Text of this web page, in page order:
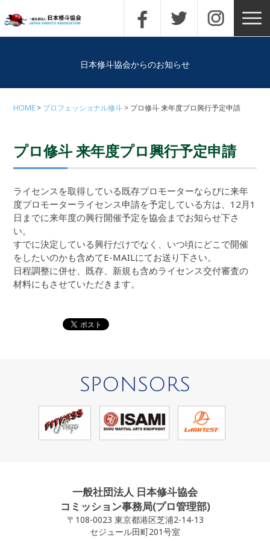
日本修斗協会からのお知らせ
HOME プロフェッショナル修斗 プロ修斗 来年度プロ興行予定申請
プロ修斗 来年度プロ興行予定申請
ライセンスを取得している既存プロモーターならびに来年
度プロモーターライセンス申請を予定している方は、12月1
日までに来年度の興行開催予定を協会までお知らせ下さ
い。
すでに決定している興行だけでなく、いつ頃にどこで開催
をしたいのかも含めてE-MAILにてお送り下さい。
日程調整に併せ、既存、新規も含めライセンス交付審査の
材料にもさせていただきます。
SPONSORS
一般社団法人 日本修斗協会
コミッション事務局(プロ管理部)
〒108-0023 東京都港区芝浦2-14-13
セジュール田町201号室